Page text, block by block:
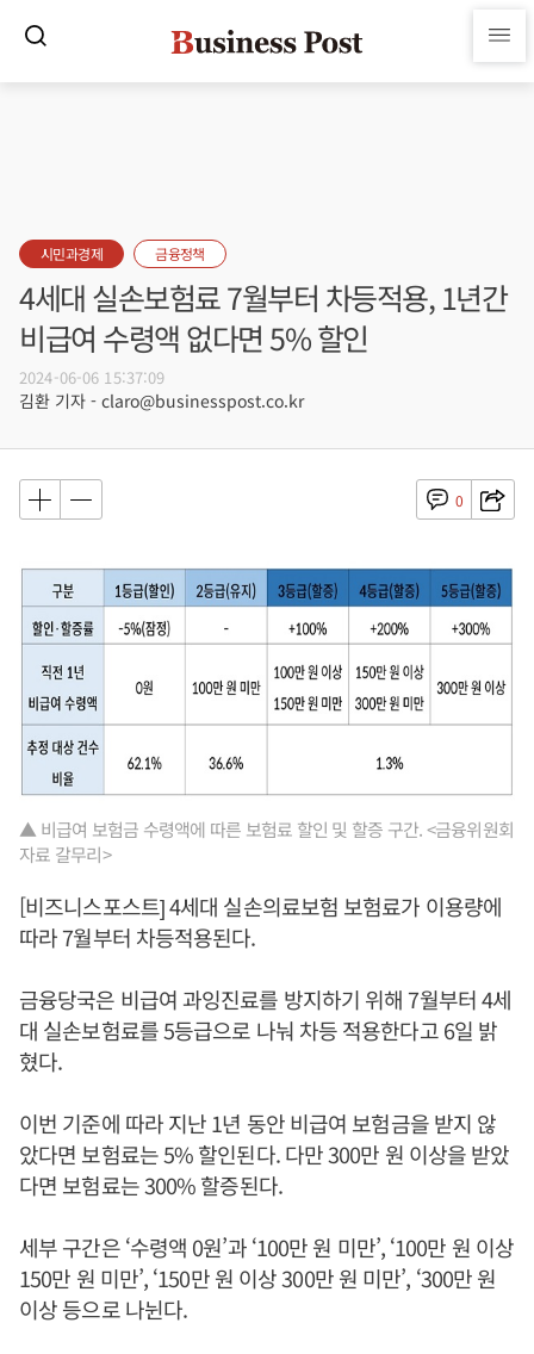
시민과경제 금융정책
4세대 실손보험료 7월부터 차등적용, 1년간
비급여 수령액 없다면 5% 할인
2024-06-06 15:37:09
김환 기자 - claro@businesspost.co.kr
0
▲ 비급여 보험금 수령액에 따른 보험료 할인 및 할증 구간. <금융위원회
자료 갈무리>
[비즈니스포스트] 4세대 실손의료보험 보험료가 이용량에
따라 7월부터 차등적용된다.
금융당국은 비급여 과잉진료를 방지하기 위해 7월부터 4세
대 실손보험료를 5등급으로 나눠 차등 적용한다고 6일 밝
혔다.
이번 기준에 따라 지난 1년 동안 비급여 보험금을 받지 않
았다면 보험료는 5% 할인된다. 다만 300만 원 이상을 받았
다면 보험료는 300% 할증된다.
세부 구간은 ‘수령액 0원’과 ‘100만 원 미만’, ‘100만 원 이상
150만 원 미만’, ‘150만 원 이상 300만 원 미만’, ‘300만 원
이상 등으로 나뉜다.